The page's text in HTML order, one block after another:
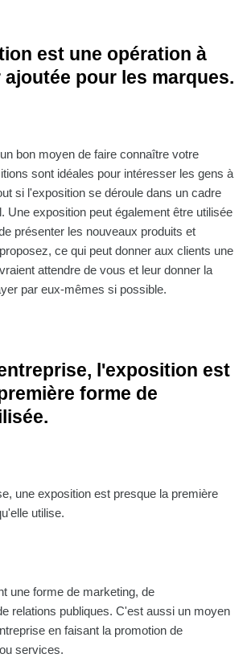
est une opération à
pour les marques.
bon moyen de faire connaître votre
sont idéales pour intéresser les gens à
si l'exposition se déroule dans un cadre
Une exposition peut également être utilisée
présenter les nouveaux produits et
ce qui peut donner aux clients une
attendre de vous et leur donner la
par eux-mêmes si possible.
l'exposition est
forme de
une exposition est presque la première
utilise.
une forme de marketing, de
relations publiques. C'est aussi un moyen
en faisant la promotion de
services.